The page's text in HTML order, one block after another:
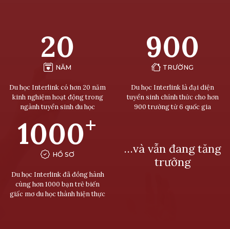
20
NĂM
Du học Interlink có hơn 20 năm
kinh nghiệm hoạt động trong
ngành tuyển sinh du học
900
TRƯỜNG
Du học Interlink là đại diện
tuyển sinh chính thức cho hơn
900 trường từ 6 quốc gia
1000+
HỒ SƠ
Du học Interlink đã đồng hành
cùng hơn 1000 bạn trẻ biến
giấc mơ du học thành hiện thực
…và vẫn đang tăng
trưởng